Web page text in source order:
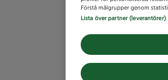
Förstå målgrupper genom
Lista över partner (leverantörer)